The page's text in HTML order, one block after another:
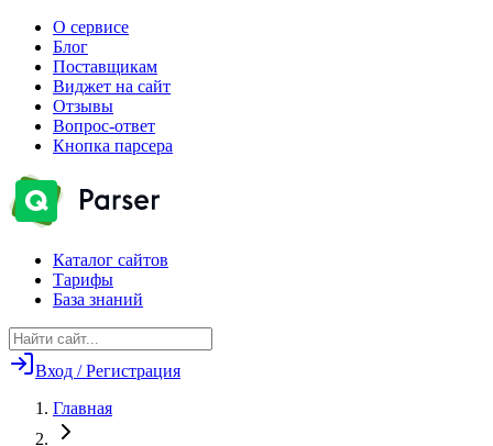
О сервисе
Блог
Поставщикам
Виджет на сайт
Отзывы
Вопрос-ответ
Кнопка парсера
Каталог сайтов
Тарифы
База знаний
Вход / Регистрация
Главная